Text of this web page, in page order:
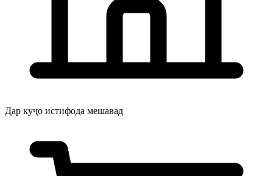
Дар куҷо истифода мешавад